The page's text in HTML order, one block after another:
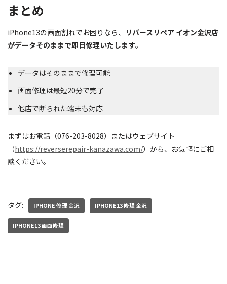
まとめ
iPhone13の画面割れでお困りなら、
リバースリペア イオン金沢店
がデータそのままで即日修理いたします。
データはそのままで修理可能
画面修理は最短20分で完了
他店で断られた端末も対応
まずはお電話（076-203-8028）またはウェブサイト
（https://reverserepair-kanazawa.com/）から、お気軽にご相
談ください。
タグ: IPHONE 修理 金沢 IPHONE13 修理 金沢
IPHONE13 画面修理